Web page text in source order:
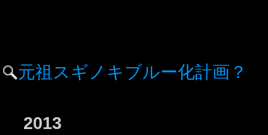
元祖スギノキブルー化計画？
2013